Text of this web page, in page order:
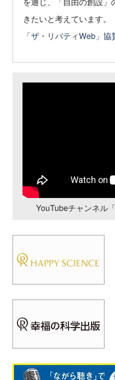
きたいと考えています。
「ザ・リバティWeb」
YouTubeチャンネル